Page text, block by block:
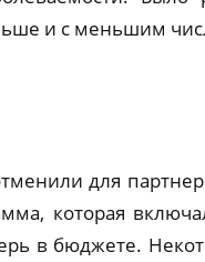
и с меньшим
для
которая
в бюджете.